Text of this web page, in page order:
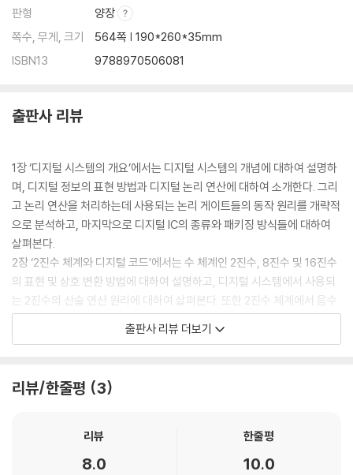
3.2.2 NOR 게이트
3.3 Exclusive-OR 게이트
3.4 논리 게이트의 내부 회로
3.4.1 RTL 및 DTL 게이트 회로
3.4.3 MOS 게이트 회로
3.4.4 CMOS 게이트 회로
기본문제
연습문제
CHAPTER 04 부울 대수
4.1 부울 연산의 표현
4.1.1 부울 보수
4.1.2 부울 덧셈
4.1.3 부울 곱셈
4.1.4 기타 부울 함수들
4.2 부울 대수의 법칙과 규칙
4.2.3 드모르간의 정리
4.4 부울 대수를 이용한 논리회로의 설계
4.4.1 최소항과 최대항
4.4.2 최소항을 이용한 부울 함수의 유도
판형
양장
쪽수, 무게, 크기
564쪽 | 190*260*35mm
ISBN13
9788970506081
출판사 리뷰
1장 ‘디지털 시스템의 개요’에서는 디지털 시스템의 개념에 대하여 설명하
며, 디지털 정보의 표현 방법과 디지털 논리 연산에 대하여 소개한다. 그리
고 논리 연산을 처리하는데 사용되는 논리 게이트들의 동작 원리를 개략적
으로 분석하고, 마지막으로 디지털 IC의 종류와 패키징 방식들에 대하여
살펴본다.
2장 ‘2진수 체계와 디지털 코드’에서는 수 체계인 2진수, 8진수 및 16진수
의 표현 및 상호 변환 방법에 대하여 설명하고, 디지털 시스템에서 사용되
는 2진수의 산술 연산 원리에 대하여 살펴본다. 또한 2진수 체계에서 음수
를 표현하는 방법과 그들 간의 연산 방법들을 분석한다. 그리고 2진 비트들
로 표현할 수 있는 각종 코드들에 대하여 알아본 다음에, 정보의 처리 및 전
3장 ‘논리 게이트’에서는 기본적인 논리 게이트들 및 다양한 응용에 사용
그리고 논리 게이트를 구현하기 위한 내부 회로인 각종 트랜지스터 회로들
출판사 리뷰 더보기
리뷰/한줄평 3
리뷰
8.0
한줄평
10.0